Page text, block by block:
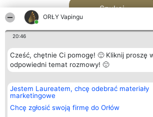
ORŁY Vapingu
20:46
Cześć, chętnie Ci pomogę! 🙂 Kliknij proszę
odpowiedni temat rozmowy! 🙂
Jestem Laureatem, chcę odebrać materiały
marketingowe
Chcę zgłosić swoją firmę do Orłów
Szukaj
Organizator plebiscytu
Bright Side Solutions sp. z o.
o. sp. k.
ul. Ruska 22
Wrocław 50-079
Plebiscyt
Laureaci
wszystkich
Laureatów